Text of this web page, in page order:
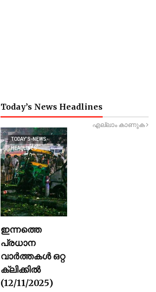
Today’s News Headlines
എല്ലാം കാണുക
TODAY’S-NEWS-
HEADLINES
ഇന്നത്തെ
പ്രധാന
വാർത്തകൾ ഒറ്റ
ക്ലിക്കിൽ
(12/11/2025)